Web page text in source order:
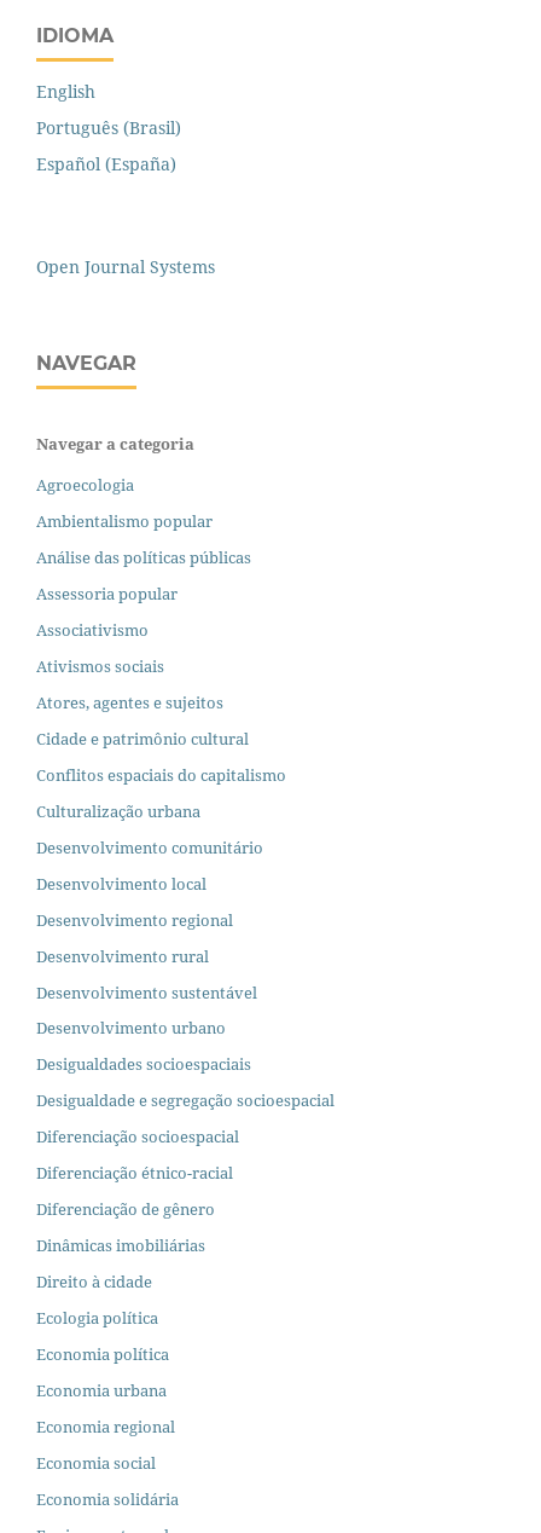
IDIOMA
English
Português (Brasil)
Español (España)
Open Journal Systems
NAVEGAR
Navegar a categoria
Agroecologia
Ambientalismo popular
Análise das políticas públicas
Assessoria popular
Associativismo
Ativismos sociais
Atores, agentes e sujeitos
Cidade e patrimônio cultural
Conflitos espaciais do capitalismo
Culturalização urbana
Desenvolvimento comunitário
Desenvolvimento local
Desenvolvimento regional
Desenvolvimento rural
Desenvolvimento sustentável
Desenvolvimento urbano
Desigualdades socioespaciais
Desigualdade e segregação socioespacial
Diferenciação socioespacial
Diferenciação étnico-racial
Diferenciação de gênero
Dinâmicas imobiliárias
Direito à cidade
Ecologia política
Economia política
Economia urbana
Economia regional
Economia social
Economia solidária